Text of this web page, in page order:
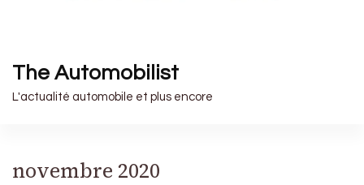
The Automobilist
L'actualité automobile et plus encore
novembre 2020